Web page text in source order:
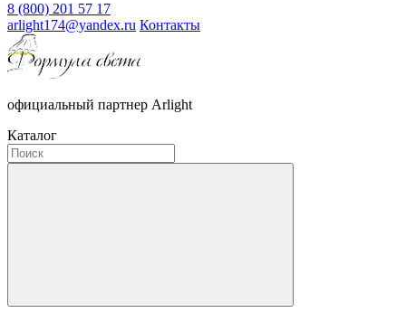
8 (800) 201 57 17
arlight174@yandex.ru Контакты
официальный партнер Arlight
Каталог